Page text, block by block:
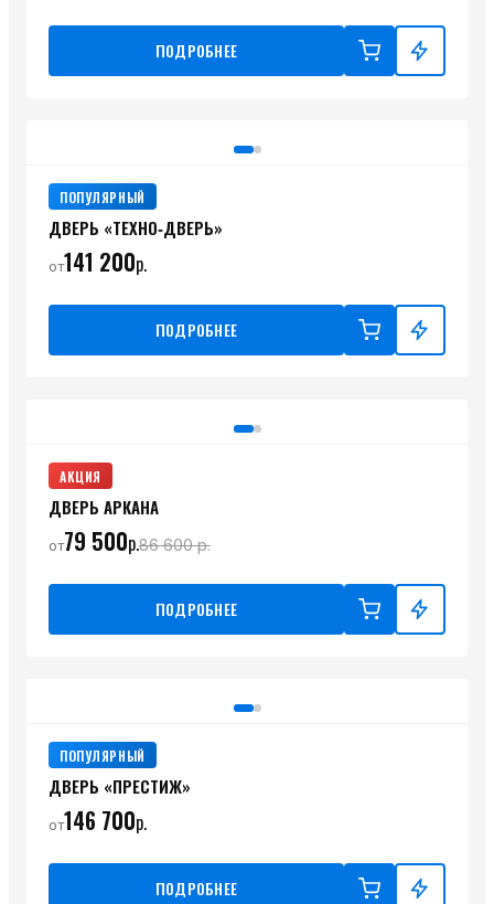
ПОДРОБНЕЕ
ПОПУЛЯРНЫЙ
ДВЕРЬ «ТЕХНО‑ДВЕРЬ»
от141 200р.
ПОДРОБНЕЕ
АКЦИЯ
ДВЕРЬ АРКАНА
от79 500р.86 600р.
ПОДРОБНЕЕ
ПОПУЛЯРНЫЙ
ДВЕРЬ «ПРЕСТИЖ»
от146 700р.
ПОДРОБНЕЕ